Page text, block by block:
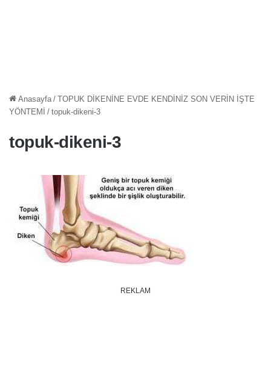
Anasayfa / TOPUK DİKENİNE EVDE KENDİNİZ SON VERİN İŞTE
YÖNTEMİ / topuk-dikeni-3
topuk-dikeni-3
REKLAM